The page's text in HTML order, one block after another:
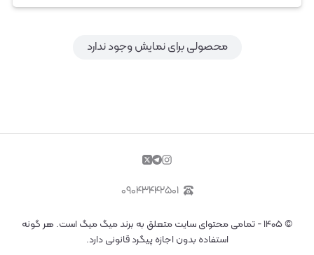
محصولی برای نمایش وجود ندارد
۰۹۰۴۳۴۴۲۵۰۱
©۱۴۰۵-تمامی محتوای سایت متعلق به برند میگ میگ است. هر گونه
استفاده بدون اجازه پیگرد قانونی دارد.